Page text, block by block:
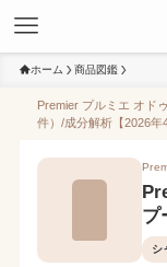
ホーム 商品図鑑
Premier プルミエ オド
件）/成分解析【2026年
プ
シ